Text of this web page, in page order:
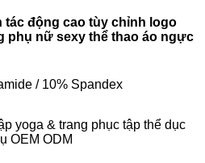
tác động cao tùy chỉnh logo
phụ nữ sexy thể thao áo ngực
/ 10% Spandex
yoga & trang phục tập thể dục
OEM ODM